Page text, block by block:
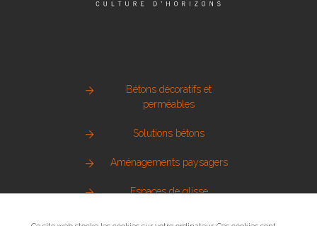
Bétons décoratifs et
perméables
Solutions bétons
Aménagements paysagers
Espaces de glisse
Pierre naturelle